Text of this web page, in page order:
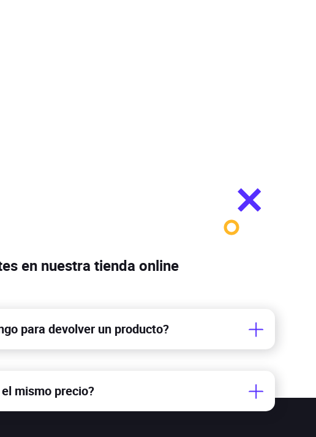
en nuestra tienda online
para devolver un producto?
mismo precio?